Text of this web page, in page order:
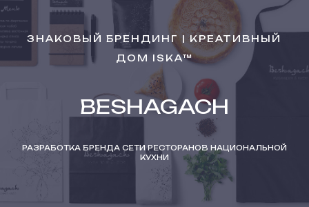
ЗНАКОВЫЙ БРЕНДИНГ | КРЕАТИВНЫЙ
ДОМ ISKA™
BESHAGACH
РАЗРАБОТКА БРЕНДА СЕТИ РЕСТОРАНОВ НАЦИОНАЛЬНОЙ
КУХНИ